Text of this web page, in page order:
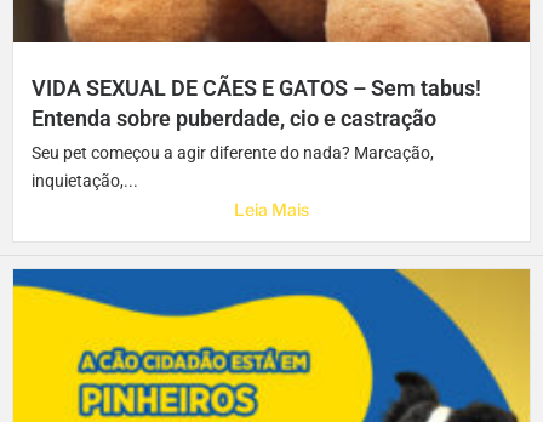
VIDA SEXUAL DE CÃES E GATOS – Sem tabus!
Entenda sobre puberdade, cio e castração
Seu pet começou a agir diferente do nada? Marcação,
inquietação,...
Leia Mais